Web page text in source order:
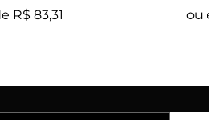
R$ 83,31 ou